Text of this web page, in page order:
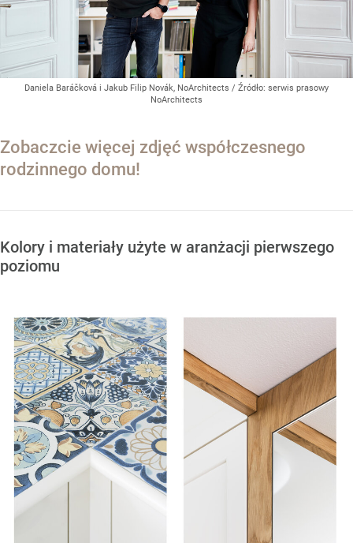
Daniela Baráčková i Jakub Filip Novák, NoArchitects / Źródło: serwis prasowy
NoArchitects
Zobaczcie więcej zdjęć współczesnego
rodzinnego domu!
Kolory i materiały użyte w aranżacji pierwszego
poziomu